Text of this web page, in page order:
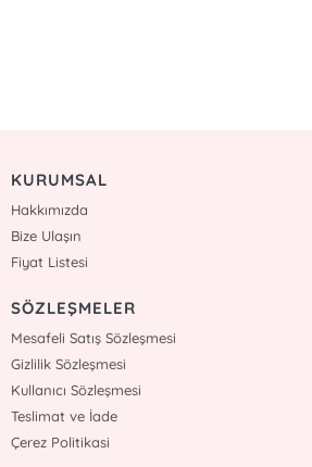
KURUMSAL
Hakkımızda
Bize Ulaşın
Fiyat Listesi
SÖZLEŞMELER
Mesafeli Satış Sözleşmesi
Gizlilik Sözleşmesi
Kullanıcı Sözleşmesi
Teslimat ve İade
Çerez Politikasi